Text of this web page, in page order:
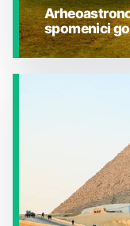
spomenici